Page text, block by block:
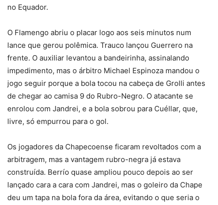
no Equador.
O Flamengo abriu o placar logo aos seis minutos num
lance que gerou polêmica. Trauco lançou Guerrero na
frente. O auxiliar levantou a bandeirinha, assinalando
impedimento, mas o árbitro Michael Espinoza mandou o
jogo seguir porque a bola tocou na cabeça de Grolli antes
de chegar ao camisa 9 do Rubro-Negro. O atacante se
enrolou com Jandrei, e a bola sobrou para Cuéllar, que,
livre, só empurrou para o gol.
Os jogadores da Chapecoense ficaram revoltados com a
arbitragem, mas a vantagem rubro-negra já estava
construída. Berrío quase ampliou pouco depois ao ser
lançado cara a cara com Jandrei, mas o goleiro da Chape
deu um tapa na bola fora da área, evitando o que seria o